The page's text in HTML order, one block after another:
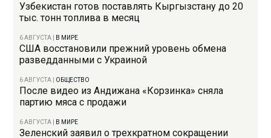
Узбекистан готов поставлять Кыргызстану до 20
тыс. тонн топлива в месяц
6 АВГУСТА В МИРЕ
США восстановили прежний уровень обмена
разведданными с Украиной
6 АВГУСТА ОБЩЕСТВО
После видео из Андижана «Корзинка» сняла
партию мяса с продажи
6 АВГУСТА В МИРЕ
Зеленский заявил о трехкратном сокращении